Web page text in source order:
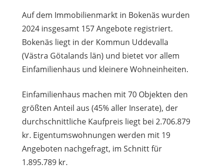
Auf dem Immobilienmarkt in Bokenäs wurden
2024 insgesamt 157 Angebote registriert.
Bokenäs liegt in der Kommun Uddevalla
(Västra Götalands län) und bietet vor allem
Einfamilienhaus und kleinere Wohneinheiten.
Einfamilienhaus machen mit 70 Objekten den
größten Anteil aus (45% aller Inserate), der
durchschnittliche Kaufpreis liegt bei 2.706.879
kr. Eigentumswohnungen werden mit 19
Angeboten nachgefragt, im Schnitt für
1.895.789 kr.